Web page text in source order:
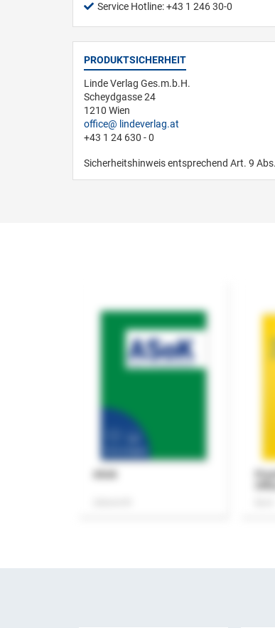
Service Hotline: +43 1 246 30-0
PRODUKTSICHERHEIT
Linde Verlag Ges.m.b.H.
Scheydgasse 24
1210 Wien
office
lindeverlag.at
+43 1 24 630 - 0
Sicherheitshinweis entsprechend Art. 9